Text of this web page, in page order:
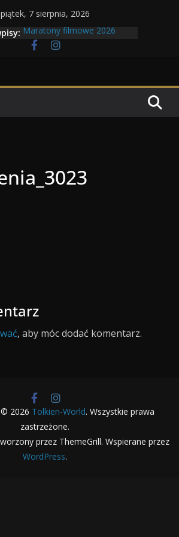
piątek, 7 sierpnia, 2026
Maratony filmowe 2026
Geneza Skrzydlatych Bestii
, aby móc dodać komentarz.
2026 Tolkien-World. Wszystkie prawa
zastrzeżone.
przez ThemeGrill. Wspierane przez
WordPress.